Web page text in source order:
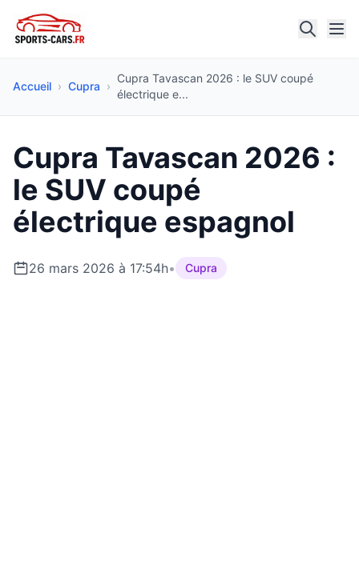
Accueil › Cupra ›
Cupra Tavascan 2026 : le SUV coupé
électrique e...
Cupra Tavascan 2026 :
le SUV coupé
électrique espagnol
26 mars 2026 à 17:54h• Cupra